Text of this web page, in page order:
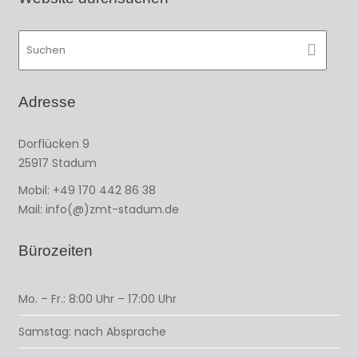
Adresse
Dorflücken 9
25917 Stadum
Mobil: +49 170 442 86 38
Mail: info(@)zmt-stadum.de
Bürozeiten
Mo. – Fr.: 8:00 Uhr – 17:00 Uhr
Samstag: nach Absprache